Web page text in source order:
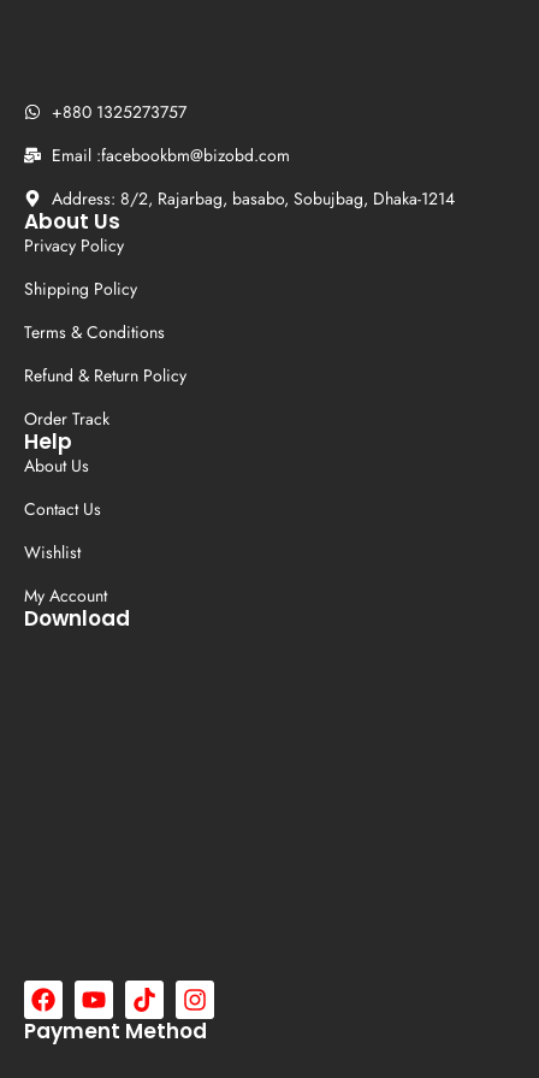
+880 1325273757
Email :facebookbm@bizobd.com
Address: 8/2, Rajarbag, basabo, Sobujbag, Dhaka-1214
About Us
Privacy Policy
Shipping Policy
Terms & Conditions
Refund & Return Policy
Order Track
Help
About Us
Contact Us
Wishlist
My Account
Download
Payment Method